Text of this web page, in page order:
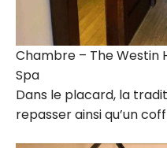
Chambre – The Westin
Spa
Dans le placard, la
repasser ainsi qu’un